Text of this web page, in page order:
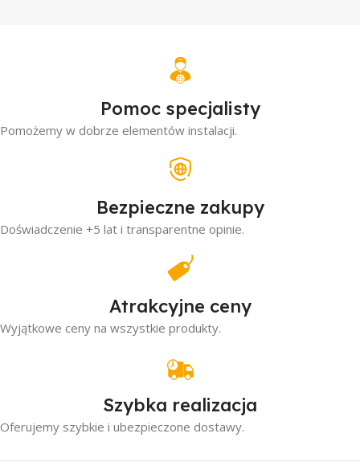
Pomoc specjalisty
Pomożemy w dobrze elementów instalacji.
Bezpieczne zakupy
Doświadczenie +5 lat i transparentne opinie.
Atrakcyjne ceny
Wyjątkowe ceny na wszystkie produkty.
Szybka realizacja
Oferujemy szybkie i ubezpieczone dostawy.